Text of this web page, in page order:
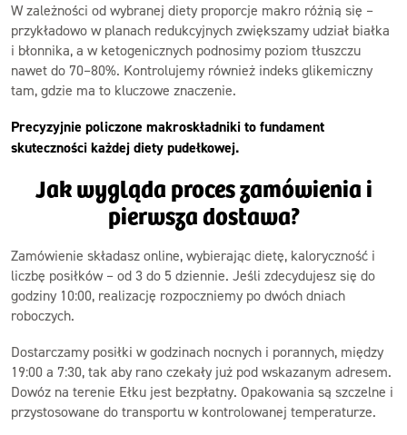
W zależności od wybranej diety proporcje makro różnią się –
przykładowo w planach redukcyjnych zwiększamy udział białka
i błonnika, a w ketogenicznych podnosimy poziom tłuszczu
nawet do 70–80%. Kontrolujemy również indeks glikemiczny
tam, gdzie ma to kluczowe znaczenie.
Precyzyjnie policzone makroskładniki to fundament
skuteczności każdej diety pudełkowej.
Jak wygląda proces zamówienia i
pierwsza dostawa?
Zamówienie składasz online, wybierając dietę, kaloryczność i
liczbę posiłków – od 3 do 5 dziennie. Jeśli zdecydujesz się do
godziny 10:00, realizację rozpoczniemy po dwóch dniach
roboczych.
Dostarczamy posiłki w godzinach nocnych i porannych, między
19:00 a 7:30, tak aby rano czekały już pod wskazanym adresem.
Dowóz na terenie Ełku jest bezpłatny. Opakowania są szczelne i
przystosowane do transportu w kontrolowanej temperaturze.